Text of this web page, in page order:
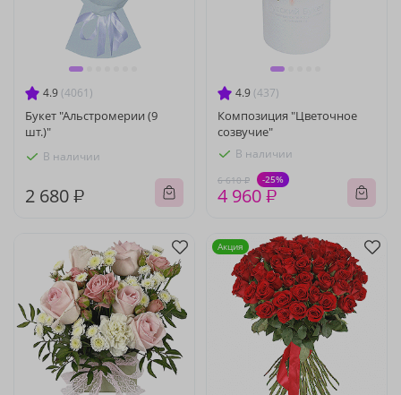
4.9 (4061)
Букет "Альстромерии (9
шт.)"
В наличии
2 680 ₽
4.9 (437)
Композиция "Цветочное
созвучие"
В наличии
6 610 ₽ -25%
4 960 ₽
Акция